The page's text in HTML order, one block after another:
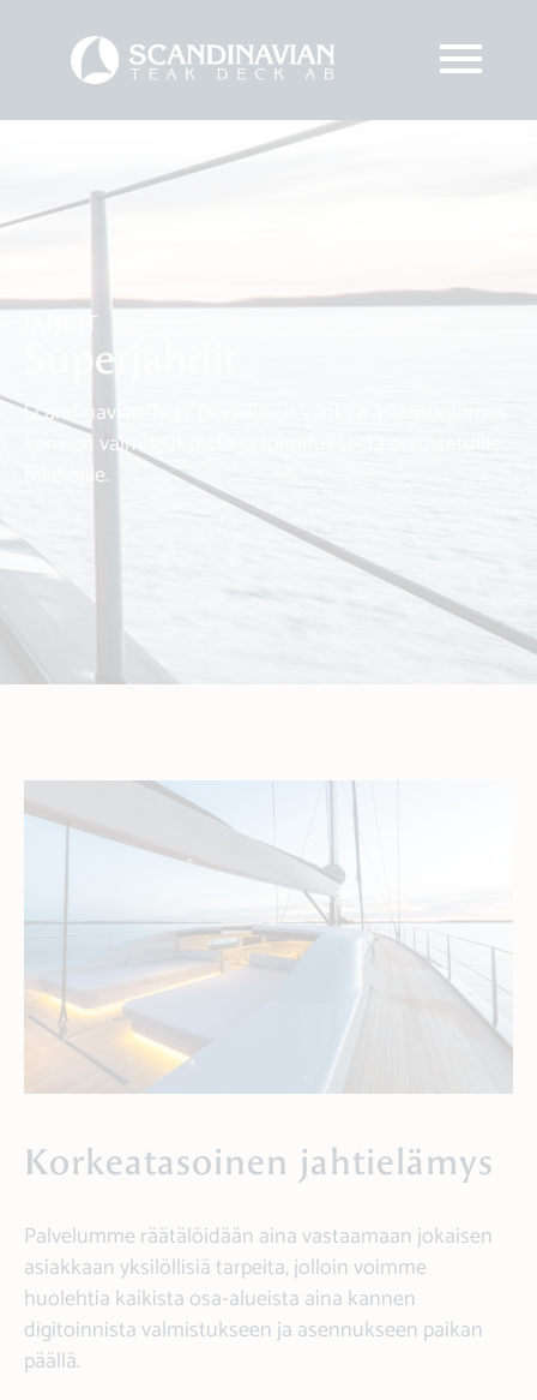
JAHDIT
Superjahdit
Scandinavian Teak Deckillä on vankka asiantuntemus
kansien valmistuksesta ja toimituksesta arvostetuille
telakoille.
Korkeatasoinen jahtielämys
Palvelumme räätälöidään aina vastaamaan jokaisen
asiakkaan yksilöllisiä tarpeita, jolloin voimme
huolehtia kaikista osa-alueista aina kannen
digitoinnista valmistukseen ja asennukseen paikan
päällä.